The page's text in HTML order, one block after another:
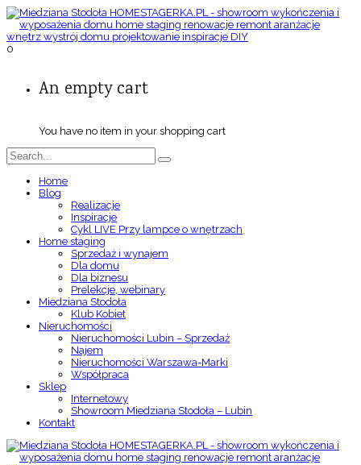
0
An empty cart
You have no item in your shopping cart
Home
Blog
Realizacje
Inspiracje
Cykl LIVE Przy lampce o wnętrzach
Home staging
Sprzedaż i wynajem
Dla domu
Dla biznesu
Prelekcje, webinary
Miedziana Stodoła
Klub Kobiet
Nieruchomości
Nieruchomości Lubin – Sprzedaż
Najem
Nieruchomości Warszawa-Marki
Współpraca
Sklep
Internetowy
Showroom Miedziana Stodoła – Lubin
Kontakt